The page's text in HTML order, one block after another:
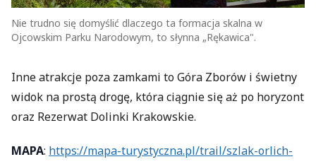
Nie trudno się domyślić dlaczego ta formacja skalna w
Ojcowskim Parku Narodowym, to słynna „Rękawica".
Inne atrakcje poza zamkami to Góra Zborów i świetny
widok na prostą drogę, która ciągnie się aż po horyzont
oraz Rezerwat Dolinki Krakowskie.
MAPA: https://mapa-turystyczna.pl/trail/szlak-orlich-